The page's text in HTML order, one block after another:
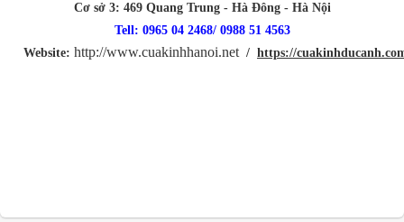
Cơ sở 3: 469 Quang Trung - Hà Đông - Hà Nội
Tell: 0965 04 2468/ 0988 51 4563
Website: http://www.cuakinhhanoi.net / https://